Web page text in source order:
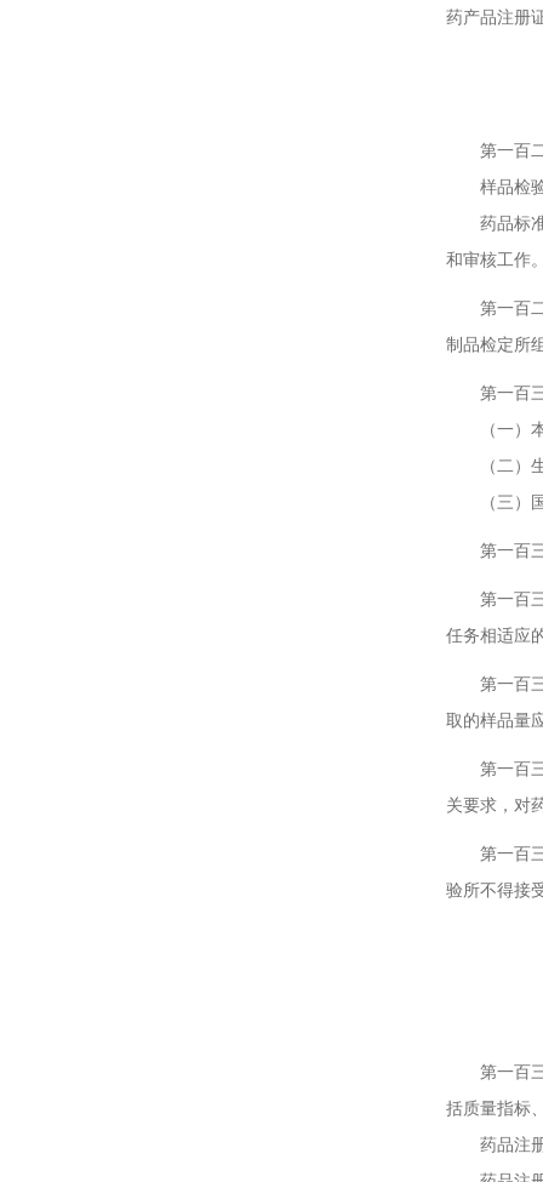
药产品注册
第一百二
样品检验
药品标准
和审核工作
第一百二
制品检定所
第一百三
（一）本
（二）生
（三）国
第一百三
第一百三
任务相适应
第一百三
取的样品量
第一百三
关要求，对
第一百三
验所不得接
第一百三
括质量指标
药品注册